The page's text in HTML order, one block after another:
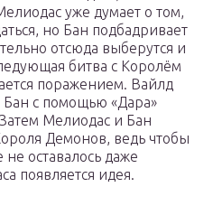
уже думает о том,
но Бан подбадривает
отсюда выберутся и
битва с Королём
поражением. Вайлд
Бан с помощью «Дара»
Мелиодас и Бан
Демонов, ведь чтобы
оставалось даже
появляется идея.